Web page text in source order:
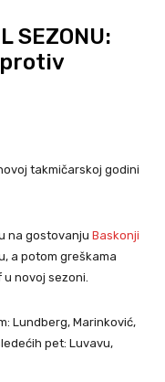
SEZONU:
takmičarskoj godini
na gostovanju Baskonji
a potom greškama
novoj sezoni.
Lundberg, Marinković,
pet: Luvavu,